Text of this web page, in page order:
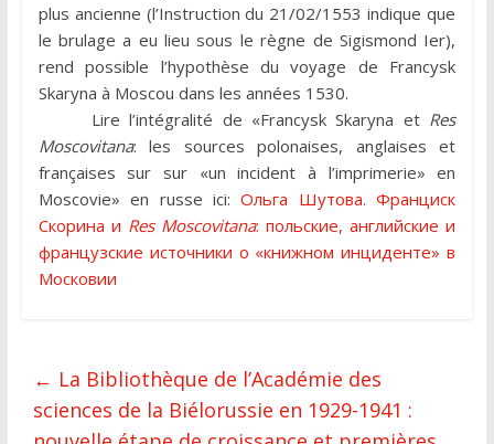
plus ancienne (l’Instruction du 21/02/1553 indique que
le brulage a eu lieu sous le règne de Sigismond Ier),
rend possible l’hypothèse du voyage de Francysk
Skaryna à Moscou dans les années 1530.
Lire l’intégralité de «Francysk Skaryna et Res
Moscovitana: les sources polonaises, anglaises et
françaises sur sur «un incident à l’imprimerie» en
Moscovie» en russe ici:Ольга Шутова. Франциск
Скорина и Res Moscovitana: польские, английские и
французские источники о «книжном инциденте» в
Московии
← La Bibliothèque de l’Académie des
sciences de la Biélorussie en 1929-1941 :